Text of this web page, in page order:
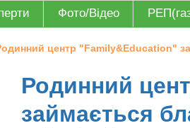
Фото/Відео
центр "Family&Education"
Родинний
займається